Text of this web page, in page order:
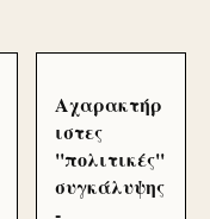
Αχαρακτήρ
ιστες
''πολιτικές''
συγκάλυψης